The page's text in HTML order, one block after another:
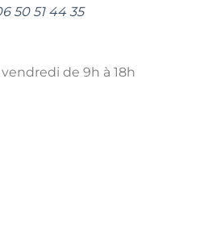
50 51 44 35
de 9h à 18h